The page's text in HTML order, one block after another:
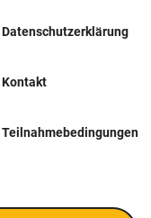
Datenschutzerklärung
Kontakt
Teilnahmebedingungen